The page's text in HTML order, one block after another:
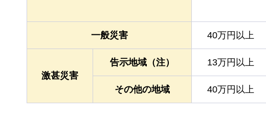
一般災害 40万円以上
激甚災害
告示地域（注） 13万円以上
その他の地域 40万円以上